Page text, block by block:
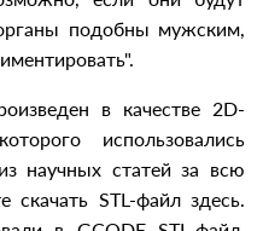
подобны мужским,
в качестве 2D-
использовались
научных статей за всю
STL-файл здесь.